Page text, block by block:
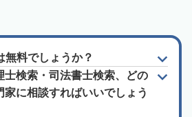
無料でしょうか？
士検索・司法書士検索、どの
家に相談すればいいでしょう